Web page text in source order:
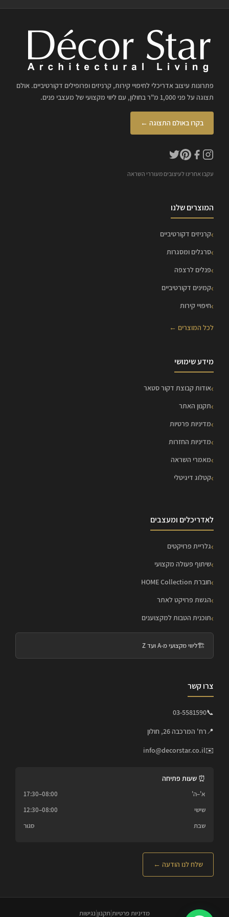
פתרונות עיצוב אדריכלי לחיפויי קירות, קרניזים ופרופילים דקורטיביים. אולם
תצוגה על פני 1,000 מ"ר בחולון, עם ליווי מקצועי של מעצבי פנים.
בקרו באולם התצוגה ←
עקבו אחרינו לעיצובים מעוררי השראה
המוצרים שלנו
קרניזים דקורטיביים
סרגלים ומסגרות
פנלים לרצפה
קמינים דקורטיביים
חיפויי קירות
לכל המוצרים ←
מידע שימושי
אודות קבוצת דקור סטאר
תקנון האתר
מדיניות פרטיות
מדיניות החזרות
מאמרי השראה
קטלוג דיגיטלי
לאדריכלים ומעצבים
גלריית פרויקטים
שיתוף פעולה מקצועי
חוברת HOME Collection
הגשת פרויקט לאתר
תוכנית הטבות למקצוענים
🏗️ליווי מקצועי מ-A ועד Z
צרו קשר
📞
03-5581590
📍רח' המרכבה 26, חולון
✉️
info@decorstar.co.il
⏰ שעות פתיחה
א'–ה'
08:00–17:30
שישי
08:00–12:30
שבת
סגור
שלח לנו הודעה ←
מדיניות פרטיותתקנון נגישות